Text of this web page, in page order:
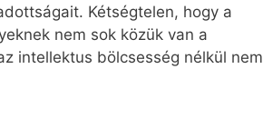
Kétségtelen, hogy a
nem sok közük van a
intellektus bölcsesség nélkül nem